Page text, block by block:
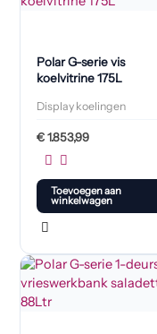
Polar G-serie vis
koelvitrine 175L
Display koelingen
€1.853,99
Toevoegen aan
winkelwagen